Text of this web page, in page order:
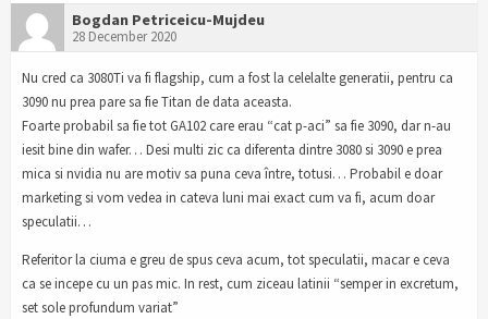
Bogdan Petriceicu-Mujdeu
28 December 2020
Nu cred ca 3080Ti va fi flagship, cum a fost la celelalte generatii, pentru ca
3090 nu prea pare sa fie Titan de data aceasta.
Foarte probabil sa fie tot GA102 care erau “cat p-aci” sa fie 3090, dar n-au
iesit bine din wafer… Desi multi zic ca diferenta dintre 3080 si 3090 e prea
mica si nvidia nu are motiv sa puna ceva între, totusi… Probabil e doar
marketing si vom vedea in cateva luni mai exact cum va fi, acum doar
speculatii…
Referitor la ciuma e greu de spus ceva acum, tot speculatii, macar e ceva
ca se incepe cu un pas mic. In rest, cum ziceau latinii “semper in excretum,
set sole profundum variat”